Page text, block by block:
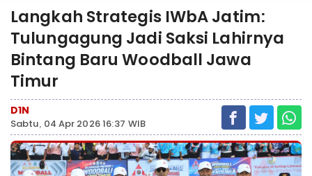
Langkah Strategis IWbA Jatim:
Tulungagung Jadi Saksi Lahirnya
Bintang Baru Woodball Jawa
Timur
D1N
Sabtu, 04 Apr 2026 16:37 WIB